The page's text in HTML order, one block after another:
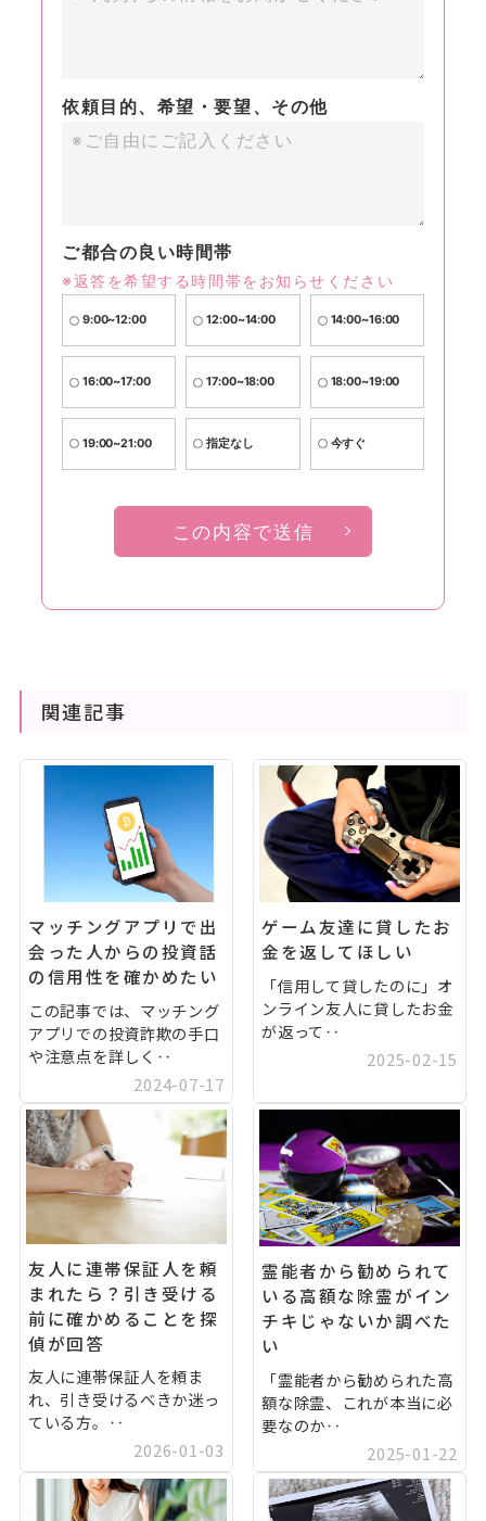
依頼目的、希望・要望、その他
ご都合の良い時間帯
※返答を希望する時間帯をお知らせください
9:00~12:00 12:00~14:00 14:00~16:00
16:00~17:00 17:00~18:00 18:00~19:00
19:00~21:00 指定なし 今すぐ
この内容で送信
関連記事
マッチングアプリで出
会った人からの投資話
の信用性を確かめたい
この記事では、マッチング
アプリでの投資詐欺の手口
や注意点を詳しく‥
2024-07-17
ゲーム友達に貸したお
金を返してほしい
「信用して貸したのに」オ
ンライン友人に貸したお金
が返って‥
2025-02-15
友人に連帯保証人を頼
まれたら？引き受ける
前に確かめることを探
偵が回答
友人に連帯保証人を頼ま
れ、引き受けるべきか迷っ
ている方。‥
2026-01-03
霊能者から勧められて
いる高額な除霊がイン
チキじゃないか調べた
い
「霊能者から勧められた高
額な除霊、これが本当に必
要なのか‥
2025-01-22